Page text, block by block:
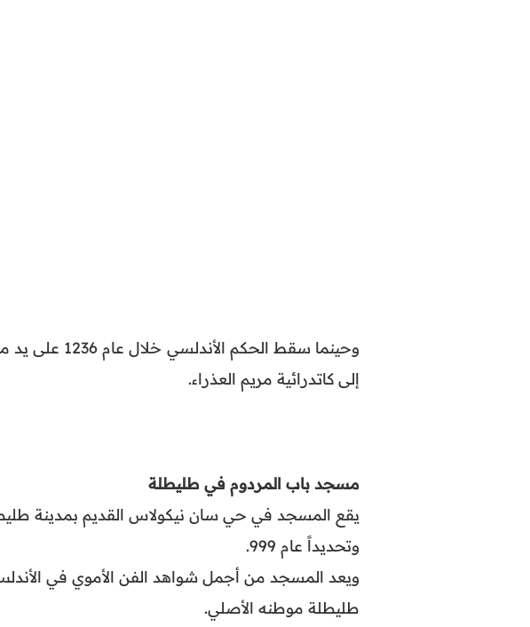
وحينما سقط
إلى كاتدرائية مريم العذراء.
مسجد باب المردوم في طليطلة
يقع المسجد في حي سان نيكولاس القديم بمدينة
وتحديداً عام 999.
ويعد المسجد من أجمل شواهد الفن الأموي في
طليطلة موطنه الأصلي.